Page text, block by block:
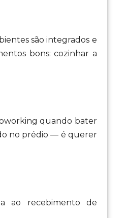
são integrados e
bons: cozinhar a
quando bater
no prédio — é querer
ao recebimento de